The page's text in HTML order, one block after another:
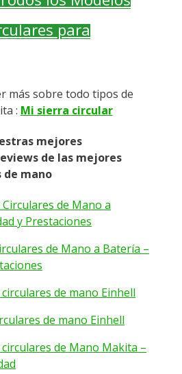
para
más sobre todo tipos de
: Mi sierra circular
mejores
de las mejores
de mano
de Mano a Batería –
de mano Einhell